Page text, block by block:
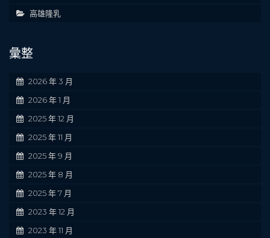
高雄隆乳
彙整
2026 年 3 月
2026 年 1 月
2025 年 12 月
2025 年 11 月
2025 年 9 月
2025 年 8 月
2025 年 7 月
2023 年 12 月
2023 年 11 月